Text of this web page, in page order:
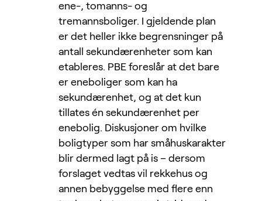
ene-, tomanns- og
tremannsboliger. I gjeldende plan
er det heller ikke begrensninger på
antall sekundærenheter som kan
etableres. PBE foreslår at det bare
er eneboliger som kan ha
sekundærenhet, og at det kun
tillates én sekundærenhet per
enebolig. Diskusjoner om hvilke
boligtyper som har småhuskarakter
blir dermed lagt på is – dersom
forslaget vedtas vil rekkehus og
annen bebyggelse med flere enn